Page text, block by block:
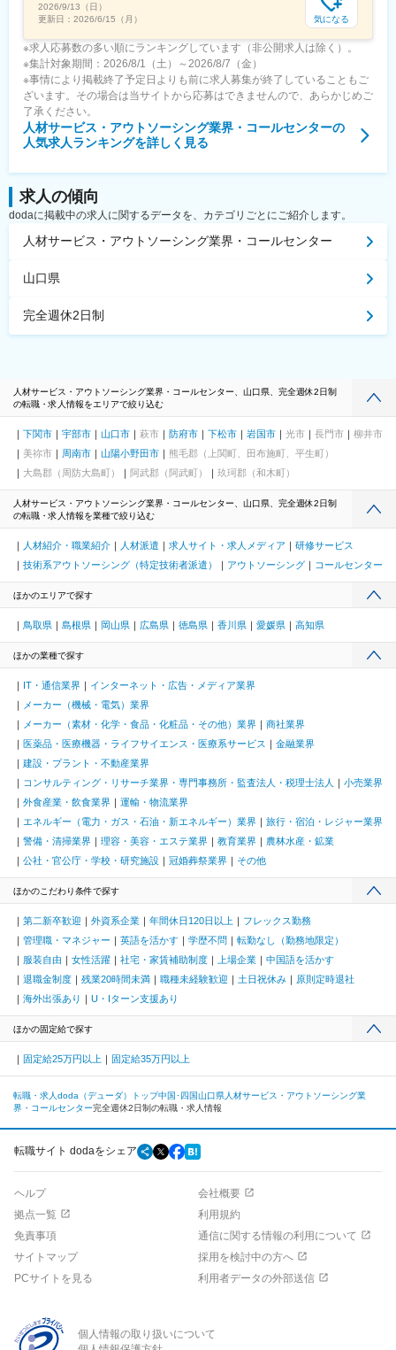
■キャリアパス
・開発エンジニア → 設計エンジニア
・システムアーキテクト
・DXエンジニア
・技術スペシャリスト
など
変更の範囲：会社の定める業務
2026/9/13（日）
更新日： 2026/6/15（月） 気になる
※求人応募数の多い順にランキングしています（非公開求人は除く）。
※集計対象期間：2026/8/1（土）～2026/8/7（金）
※事情により掲載終了予定日よりも前に求人募集が終了していることもご
ざいます。その場合は当サイトから応募はできませんので、あらかじめご
了承ください。
人材サービス・アウトソーシング業界・コールセンターの
人気求人ランキングを詳しく見る
求人の傾向
dodaに掲載中の求人に関するデータを、カテゴリごとにご紹介します。
人材サービス・アウトソーシング業界・コールセンター
山口県
完全週休2日制
人材サービス・アウトソーシング業界・コールセンター、山口県、完全週休2日制
の転職・求人情報をエリアで絞り込む
下関市 宇部市 山口市 萩市 防府市 下松市 岩国市 光市 長門市
柳井市
美祢市
周南市 山陽小野田市
熊毛郡（上関町、田布施町、平生町）
大島郡（周防大島町）
阿武郡（阿武町） 玖珂郡（和木町）
人材サービス・アウトソーシング業界・コールセンター、山口県、完全週休2日制
の転職・求人情報を業種で絞り込む
人材紹介・職業紹介 人材派遣 求人サイト・求人メディア
研修サービス
技術系アウトソーシング（特定技術者派遣）
アウトソーシング コールセンター
ほかのエリアで探す
鳥取県 島根県 岡山県 広島県 徳島県 香川県 愛媛県 高知県
ほかの業種で探す
IT・通信業界
インターネット・広告・メディア業界
メーカー（機械・電気）業界
メーカー（素材・化学・食品・化粧品・その他）業界
商社業界
医薬品・医療機器・ライフサイエンス・医療系サービス
金融業界
建設・プラント・不動産業界
コンサルティング・リサーチ業界・専門事務所・監査法人・税理士法人
小売業界
外食産業・飲食業界
運輸・物流業界
エネルギー（電力・ガス・石油・新エネルギー）業界
旅行・宿泊・レジャー業界
警備・清掃業界
理容・美容・エステ業界 教育業界
農林水産・鉱業
公社・官公庁・学校・研究施設
冠婚葬祭業界 その他
ほかのこだわり条件で探す
第二新卒歓迎 外資系企業 年間休日120日以上
フレックス勤務
管理職・マネジャー
英語を活かす 学歴不問
転勤なし（勤務地限定）
服装自由
女性活躍 社宅・家賃補助制度 上場企業
中国語を活かす
退職金制度
残業20時間未満 職種未経験歓迎 土日祝休み
原則定時退社
海外出張あり
U・Iターン支援あり
ほかの固定給で探す
固定給25万円以上 固定給35万円以上
転職・求人doda（デューダ）トップ中国･四国山口県人材サービス・アウトソーシング業
界・コールセンター完全週休2日制の転職・求人情報
転職サイト dodaをシェア
ヘルプ
会社概要
拠点一覧
利用規約
免責事項
通信に関する情報の利用について
サイトマップ
採用を検討中の方へ
PCサイトを見る
利用者データの外部送信
個人情報の取り扱いについて